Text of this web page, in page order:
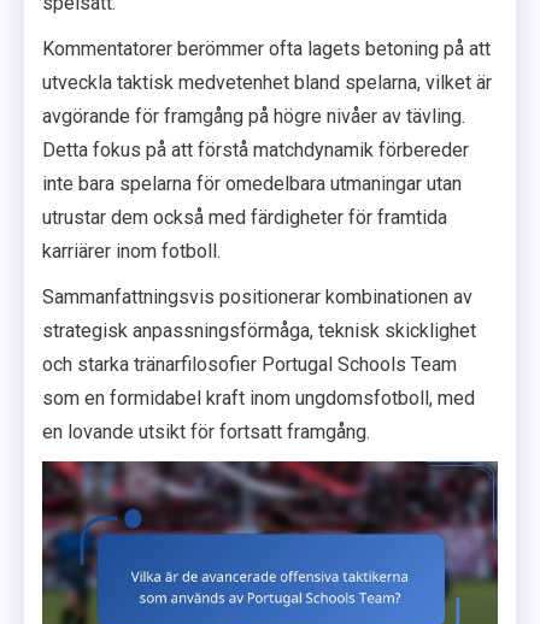
Kommentatorer berömmer ofta lagets betoning på att
utveckla taktisk medvetenhet bland spelarna, vilket är
avgörande för framgång på högre nivåer av tävling.
Detta fokus på att förstå matchdynamik förbereder
inte bara spelarna för omedelbara utmaningar utan
utrustar dem också med färdigheter för framtida
karriärer inom fotboll.
Sammanfattningsvis positionerar kombinationen av
strategisk anpassningsförmåga, teknisk skicklighet
och starka tränarfilosofier Portugal Schools Team
som en formidabel kraft inom ungdomsfotboll, med
en lovande utsikt för fortsatt framgång.